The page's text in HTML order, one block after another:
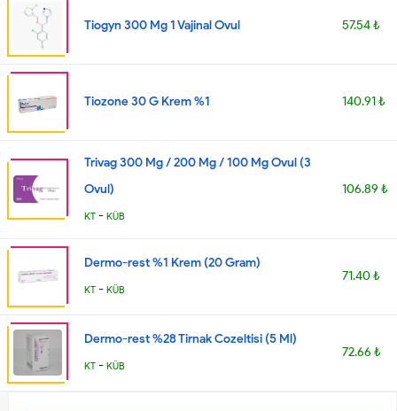
Tiogyn 300 Mg 1 Vajinal Ovul 57.54 ₺
Tiozone 30 G Krem %1 140.91 ₺
Trivag 300 Mg / 200 Mg / 100 Mg Ovul (3
Ovul)
KT - KÜB
106.89 ₺
Dermo-rest %1 Krem (20 Gram)
KT - KÜB
71.40 ₺
Dermo-rest %28 Tirnak Cozeltisi (5 Ml)
KT - KÜB
72.66 ₺